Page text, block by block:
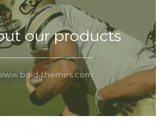
our products
themes.com